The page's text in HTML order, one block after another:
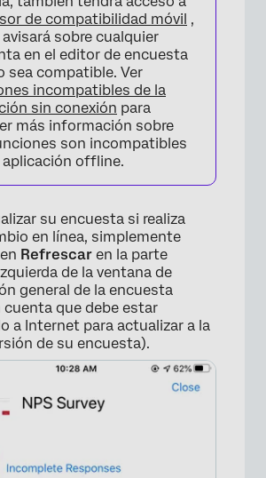
×
de compatibilidad móvil ,
sobre cualquier
en el editor de encuesta
sea compatible. Ver
incompatibles de la
sin conexión para
más información sobre
son incompatibles
aplicación offline.
su encuesta si realiza
en línea, simplemente
Refrescar en la parte
de la ventana de
general de la encuesta
cuenta que debe estar
a Internet para actualizar a la
de su encuesta).